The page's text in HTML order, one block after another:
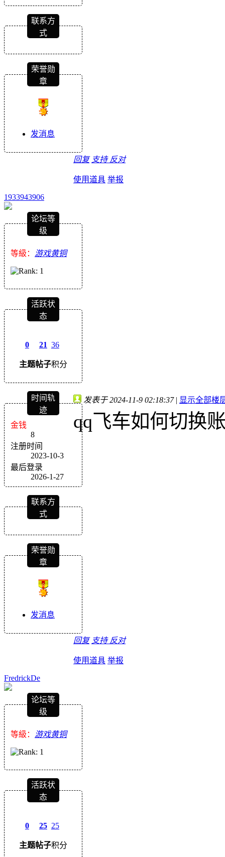
联系方
式
荣誉勋
章
发消息
回复 支持 反对
使用道具 举报
1933943906
论坛等
级
等級： 游戏黄铜
活跃状
态
0
主题
21
帖子
36
积分
时间轨
迹
金钱
8
注册时间
2023-10-3
最后登录
2026-1-27
联系方
式
荣誉勋
章
发消息
发表于 2024-11-9 02:18:37 | 显示全部楼
qq飞车如何切换
回复 支持 反对
使用道具 举报
FredrickDe
论坛等
级
等級： 游戏黄铜
活跃状
态
0
主题
25
帖子
25
积分